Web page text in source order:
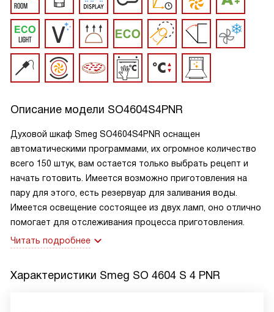
Описание модели SO4604S4PNR
Духовой шкаф Smeg SO4604S4PNR оснащен
автоматическими программами, их огромное количество
всего 150 штук, вам остается только выбрать рецепт и
начать готовить. Имеется возможно приготовления на
пару для этого, есть резервуар для заливания воды.
Имеется освещение состоящее из двух ламп, оно отлично
помогает для отслеживания процесса приготовления.
Читать подробнее
Характеристики Smeg SO 4604 S 4 PNR